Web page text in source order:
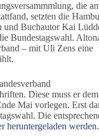
die
setzten die
und Buchautor Kai
Bundestagswahl.
– mit Uli Zens eine
Diese muss er dem
Mai vorlegen. Erst
Die
heruntergeladen werden.